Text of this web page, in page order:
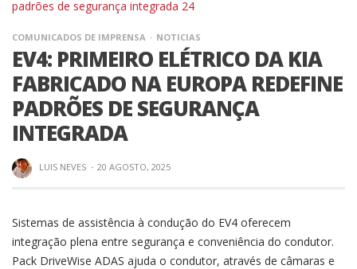
COMUNICADOS DE IMPRENSA NOTICIAS
EV4: PRIMEIRO ELÉTRICO DA KIA
FABRICADO NA EUROPA REDEFINE
PADRÕES DE SEGURANÇA
INTEGRADA
LUIS NEVES · 20 AGOSTO, 2025
Sistemas de assistência à condução do EV4 oferecem
integração plena entre segurança e conveniência do condutor.
Pack DriveWise ADAS ajuda o condutor, através de câmaras e